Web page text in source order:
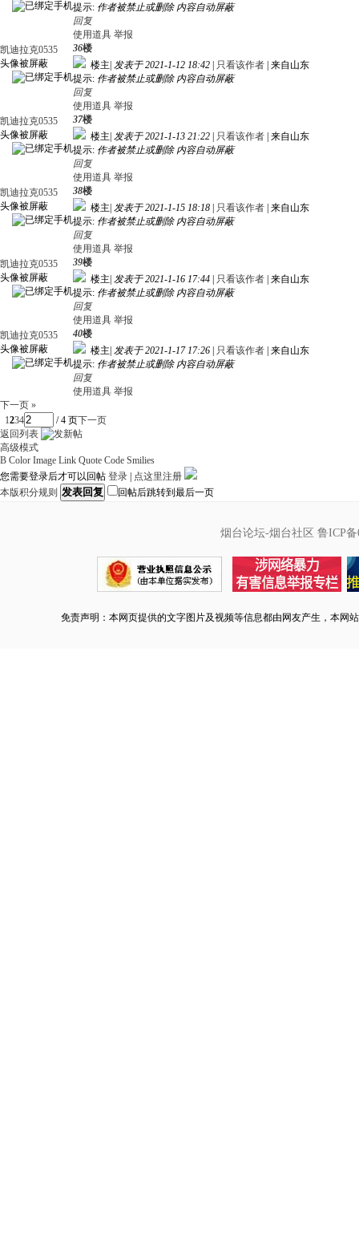
提示: 作者被禁止或删除 内容自动屏蔽
回复
使用道具 举报
凯迪拉克0535
头像被屏蔽
36楼
楼主 发表于 2021-1-12 18:42 只看该作者 来自山东
提示: 作者被禁止或删除 内容自动屏蔽
回复
使用道具 举报
凯迪拉克0535
头像被屏蔽
37楼
楼主 发表于 2021-1-13 21:22 只看该作者 来自山东
提示: 作者被禁止或删除 内容自动屏蔽
回复
使用道具 举报
凯迪拉克0535
头像被屏蔽
38楼
楼主 发表于 2021-1-15 18:18 只看该作者 来自山东
提示: 作者被禁止或删除 内容自动屏蔽
回复
使用道具 举报
凯迪拉克0535
头像被屏蔽
39楼
楼主 发表于 2021-1-16 17:44 只看该作者 来自山东
提示: 作者被禁止或删除 内容自动屏蔽
回复
使用道具 举报
凯迪拉克0535
头像被屏蔽
40楼
楼主 发表于 2021-1-17 17:26 只看该作者 来自山东
提示: 作者被禁止或删除 内容自动屏蔽
回复
使用道具 举报
下一页 »
1234 / 4 页下一页
返回列表
高级模式
B Color Image Link Quote Code Smilies
您需要登录后才可以回帖 登录
点这里注册
本版积分规则 发表回复 回帖后跳转到最后一页
烟台论坛-烟台社区 鲁ICP备
免责声明：本网页提供的文字图片及视频等信息都由网友产生，本网